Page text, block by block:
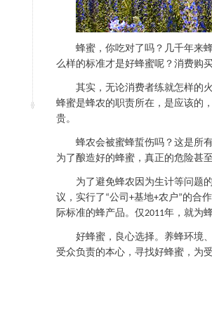
蜂蜜，你吃对了吗？几千年来
么样的标准才是好蜂蜜呢？消费购
其实，无论消费者练就怎样的
蜂蜜是蜂农的职责所在，是应该的
贵。
蜂农会被蜜蜂蜇伤吗？这是所
为了酿造好的蜂蜜，真正的危险甚
为了避免蜂农因为生计等问题
议，实行了 “公司 +基地+农户”的合
际标准的蜂产品。 仅2011年，就为
好蜂蜜，良心选择。养蜂环境
受众负责的本心，寻找好蜂蜜，为